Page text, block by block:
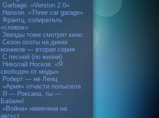
Garbage. «Version 2.0»
Hanson. «Three car garage»
Франтц, собиратель
«сливок»
Звезды тоже смотрят кино
Сезон охоты на диких
мэников — вторая серия
С песней (по жизни)
Николай Носков: «Я
свободен от моды»
Роберт — не Ленц
«Ария» отчасти полысела
Я — Роксана, ты —
Бабаян!
«Война» намечена на
август